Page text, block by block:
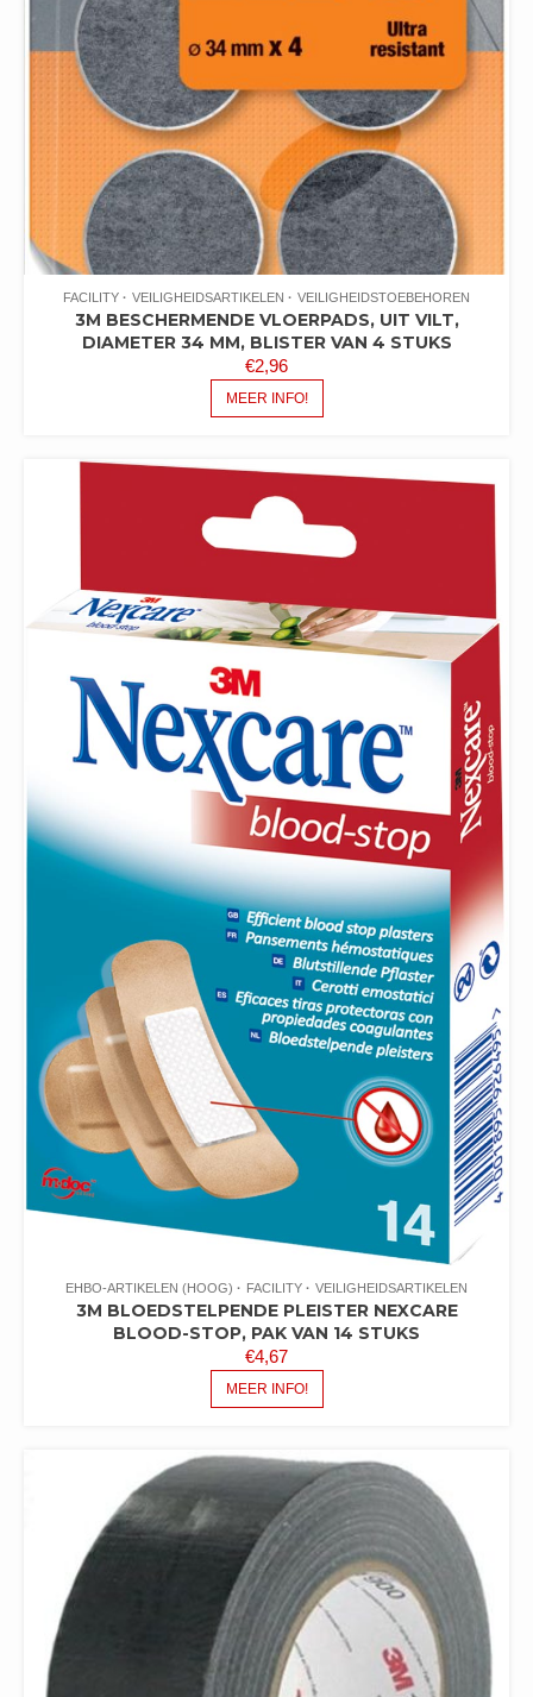
FACILITY VEILIGHEIDSARTIKELEN VEILIGHEIDSTOEBEHOREN
3M BESCHERMENDE VLOERPADS, UIT VILT,
DIAMETER 34 MM, BLISTER VAN 4 STUKS
€2,96
MEER INFO!
EHBO-ARTIKELEN (HOOG) FACILITY VEILIGHEIDSARTIKELEN
3M BLOEDSTELPENDE PLEISTER NEXCARE
BLOOD-STOP, PAK VAN 14 STUKS
€4,67
MEER INFO!